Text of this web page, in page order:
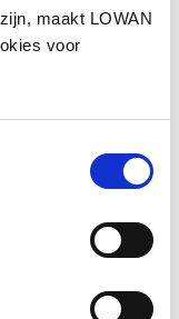
maakt LOWAN
voor